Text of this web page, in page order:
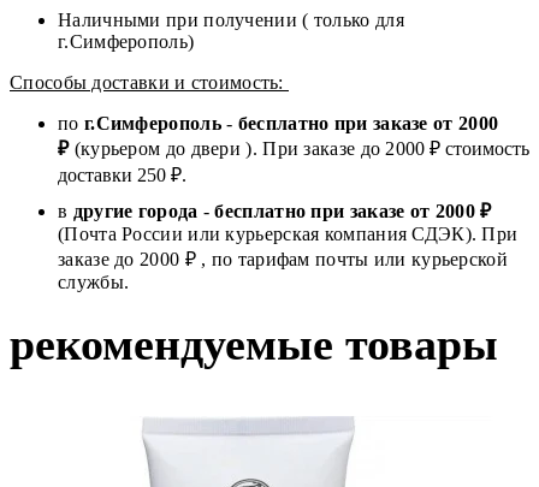
Наличными при получении ( только для
г.Симферополь)
Способы доставки и стоимость:
по г.Симферополь- бесплатно при заказе от 2000
₽(курьером до двери ). При заказе до 2000 ₽ стоимость
доставки 250 ₽.
в другие города -бесплатно при заказе от 2000 ₽
(Почта России или курьерская компания СДЭК). При
заказе до 2000 ₽ , по тарифам почты или курьерской
службы.
рекомендуемые товары